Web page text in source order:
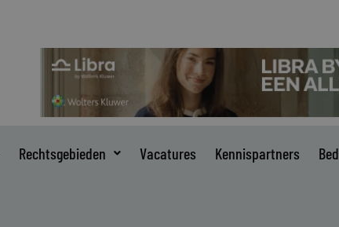
Rechtsgebieden Vacatures Kennispartners